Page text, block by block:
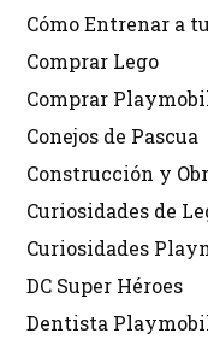
Cómo Entrenar a
Comprar Lego
Comprar
Conejos de Pascua
Construcción y
Curiosidades de
Curiosidades
DC Super Héroes
Dentista